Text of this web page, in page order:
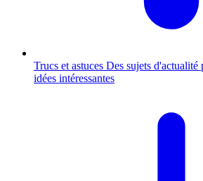
Trucs et astuces Des sujets d'actualité
idées intéressantes